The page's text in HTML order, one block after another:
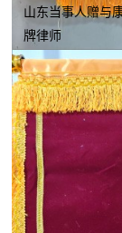
山东当事人赠与
牌律师